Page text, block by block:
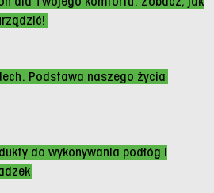
Podstawa naszego życia
do wykonywania podłóg i